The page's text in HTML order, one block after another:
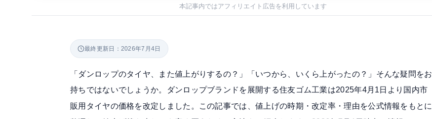
本記事内ではアフィリエイト広告を利用しています
最終更新日：2026年7月4日
「ダンロップのタイヤ、また値上がりするの？」「いつから、いくら上がったの？」そんな疑問をお
持ちではないでしょうか。ダンロップブランドを展開する住友ゴム工業は2025年4月1日より国内市
販用タイヤの価格を改定 しました。この記事では、値上げの時期・改定率・理由を公式情報をもとに